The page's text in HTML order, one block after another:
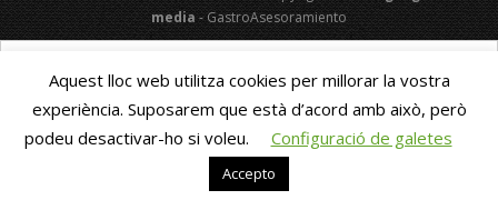
media- GastroAsesoramiento
Aquest lloc web utilitza cookies per millorar la vostra
experiència. Suposarem que està d’acord amb això, però
podeu desactivar-ho si voleu.
Configuració de galetes
Accepto